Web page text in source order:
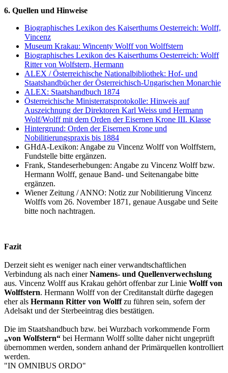
6. Quellen und Hinweise
Biographisches Lexikon des Kaiserthums Oesterreich: Wolff,
Vincenz
Museum Krakau: Wincenty Wolff von Wolffstern
Biographisches Lexikon des Kaiserthums Oesterreich: Wolff
Ritter von Wolfstern, Hermann
ALEX / Österreichische Nationalbibliothek: Hof- und
Staatshandbücher der Österreichisch-Ungarischen Monarchie
ALEX: Staatshandbuch 1874
Österreichische Ministerratsprotokolle: Hinweis auf
Auszeichnung der Direktoren Karl Weiss und Hermann
Wolf/Wolff mit dem Orden der Eisernen Krone III. Klasse
Hintergrund: Orden der Eisernen Krone und
Nobilitierungspraxis bis 1884
GHdA-Lexikon: Angabe zu Vincenz Wolff von Wolffstern,
Fundstelle bitte ergänzen.
Frank, Standeserhebungen: Angabe zu Vincenz Wolff bzw.
Hermann Wolff, genaue Band- und Seitenangabe bitte
ergänzen.
Wiener Zeitung / ANNO: Notiz zur Nobilitierung Vincenz
Wolffs vom 26. November 1871, genaue Ausgabe und Seite
bitte noch nachtragen.
Fazit
Derzeit sieht es weniger nach einer verwandtschaftlichen
Verbindung als nach einerNamens- und Quellenverwechslung
aus. Vincenz Wolff aus Krakau gehört offenbar zur Linie Wolff von
Wolffstern. Hermann Wolff von der Creditanstalt dürfte dagegen
eher als Hermann Ritter von Wolffzu führen sein, sofern der
Adelsakt und der Sterbeeintrag dies bestätigen.
Die im Staatshandbuch bzw. bei Wurzbach vorkommende Form
„von Wolfstern“ bei Hermann Wolff sollte daher nicht ungeprüft
übernommen werden, sondern anhand der Primärquellen kontrolliert
werden.
"IN OMNIBUS ORDO"